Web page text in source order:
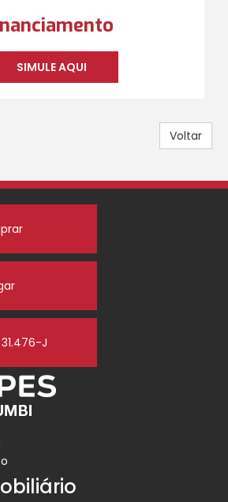
SIMULE AQUI
Voltar
31.476-J